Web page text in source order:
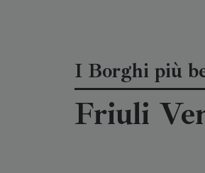
I Borghi più
Friuli